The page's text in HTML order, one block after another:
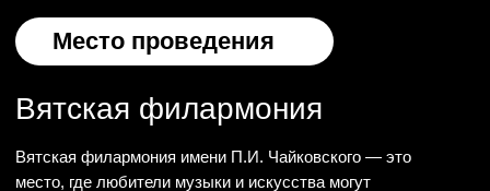
популярную музыку самых разных жанров и предложить
новую форму её исполнения.
В составе 70 профессиональных артистов, 16 вокалистов
состоящий из амбициозных, ярких,
темпераментных молодых виртуозов.